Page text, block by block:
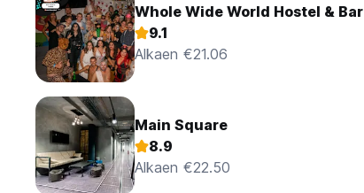
Whole Wide World Hostel & Bar
9.1
Alkaen €21.06
Main Square
8.9
Alkaen €22.50